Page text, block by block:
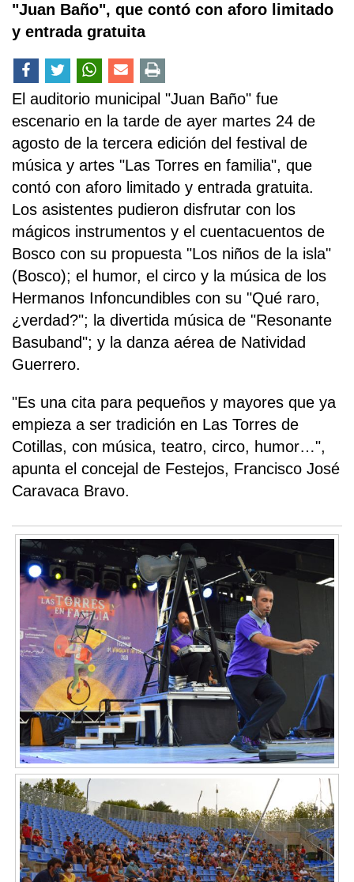
"Juan Baño", que contó con aforo limitado
y entrada gratuita
El auditorio municipal "Juan Baño" fue
escenario en la tarde de ayer martes 24 de
agosto de la tercera edición del festival de
música y artes "Las Torres en familia", que
contó con aforo limitado y entrada gratuita.
Los asistentes pudieron disfrutar con los
mágicos instrumentos y el cuentacuentos de
Bosco con su propuesta "Los niños de la isla"
(Bosco); el humor, el circo y la música de los
Hermanos Infoncundibles con su "Qué raro,
¿verdad?"; la divertida música de "Resonante
Basuband"; y la danza aérea de Natividad
Guerrero.
"Es una cita para pequeños y mayores que ya
empieza a ser tradición en Las Torres de
Cotillas, con música, teatro, circo, humor…",
apunta el concejal de Festejos, Francisco José
Caravaca Bravo.